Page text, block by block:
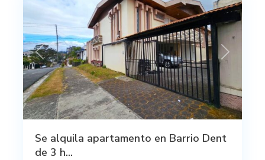
Previous Next
Se alquila apartamento en Barrio Dent
de 3 h...